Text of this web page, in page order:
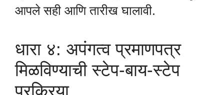
आपले सही आणि तारीख घालावी.
धारा ४: अपंगत्व प्रमाणपत्र
मिळविण्याची स्टेप-बाय-स्टेप
प्रक्रिया